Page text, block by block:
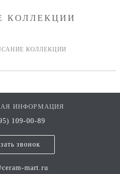
КОЛЛЕКЦИИ
ИНФОРМАЦИЯ
109-00-89
звонок
mart.ru